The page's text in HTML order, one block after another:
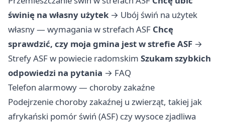
świnię na własny użytek → Ubój świń na użytek
własny — wymagania w strefach ASF Chcę
sprawdzić, czy moja gmina jest w strefie ASF →
Strefy ASF w powiecie radomskim Szukam szybkich
odpowiedzi na pytania → FAQ
Telefon alarmowy — choroby zakaźne
Podejrzenie choroby zakaźnej u zwierząt, takiej jak
afrykański pomór świń (ASF) czy wysoce zjadliwa